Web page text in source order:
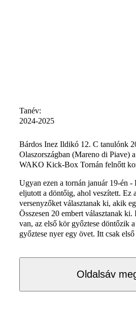
Tanév:
2024-2025
Bárdos Inez Ildikó 12. C tanulónk
Olaszországban (Mareno di Piave)
WAKO Kick-Box Tornán felnőtt
Ugyan ezen a tornán január 19-én
eljutott a döntőig, ahol veszített. Ez
versenyzőket választanak ki, akik
Összesen 20 embert választanak
van, az első kör győztese döntőzik
győztese nyer egy övet. Itt csak
Oldalsáv